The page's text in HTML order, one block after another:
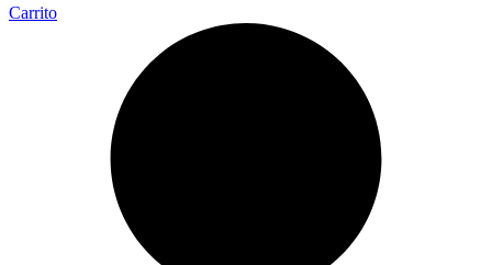
Carrito